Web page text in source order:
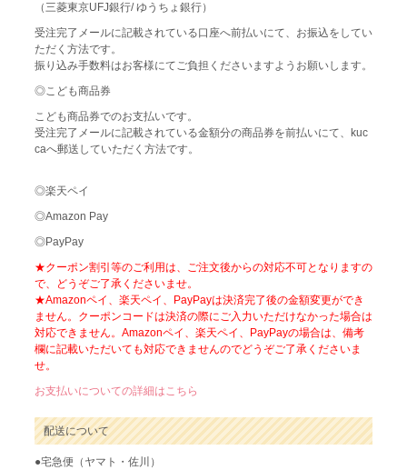
（三菱東京UFJ銀行/ ゆうちょ銀行）
受注完了メールに記載されている口座へ前払いにて、お振込をしてい
ただく方法です。
振り込み手数料はお客様にてご負担くださいますようお願いします。
◎こども商品券
こども商品券でのお支払いです。
受注完了メールに記載されている金額分の商品券を前払いにて、kuc
caへ郵送していただく方法です。
◎楽天ペイ
◎Amazon Pay
◎PayPay
★クーポン割引等のご利用は、ご注文後からの対応不可となりますの
で、どうぞご了承くださいませ。
★Amazonペイ、楽天ペイ、PayPayは決済完了後の金額変更ができ
ません。クーポンコードは決済の際にご入力いただけなかった場合は
対応できません。Amazonペイ、楽天ペイ、PayPayの場合は、備考
欄に記載いただいても対応できませんのでどうぞご了承くださいま
せ。
お支払いについての詳細はこちら
配送について
●宅急便（ヤマト・佐川）